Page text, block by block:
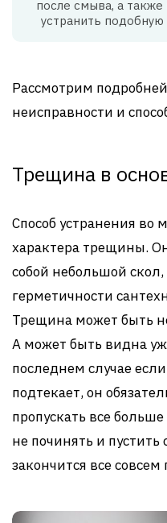
после смыва, а
устранить
Рассмотрим
неисправности и
Трещина в
Способ устранения во
характера трещины.
собой небольшой
герметичности
Трещина может быть
А может быть видна
последнем случае
подтекает, он
пропускать все
не починять и
закончится все совсем